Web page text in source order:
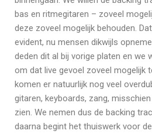
bas en ritmegitaren – zoveel
deze zoveel mogelijk behouden.
evident, nu mensen dikwijls
deden dit al bij vorige platen en we
om dat live gevoel zoveel mogelijk
komen er natuurlijk nog veel
gitaren, keyboards, zang,
zien. We nemen dus de backing
daarna begint het thuiswerk voor